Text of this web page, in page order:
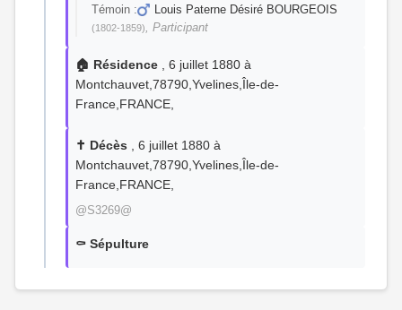
Témoin :
Louis Paterne Désiré BOURGEOIS
(1802-1859), Participant
🏠 Résidence , 6 juillet 1880 à
Montchauvet,78790,Yvelines,Île-de-
France,FRANCE,
✝️ Décès , 6 juillet 1880 à
Montchauvet,78790,Yvelines,Île-de-
France,FRANCE,
@S3269@
⚰️ Sépulture